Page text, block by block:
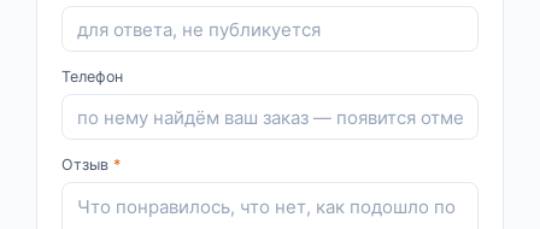
Телефон
Отзыв *